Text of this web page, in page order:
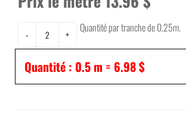
Tulle crinoline
Tulle mince
Vinyle
Voilage
- + Quantité par tranche de 0.25m.
Quantité : 0.5m = 6.98 $